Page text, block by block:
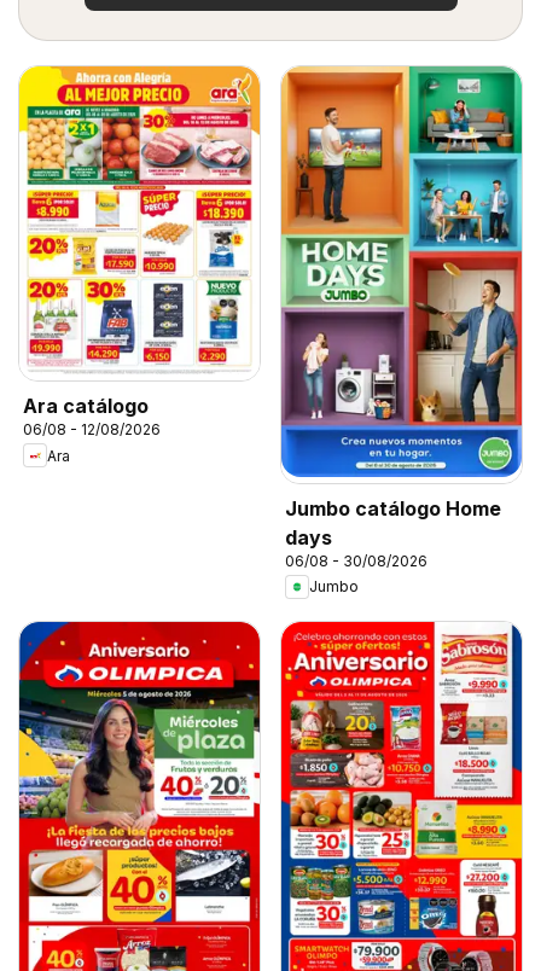
Ara catálogo
06/08 - 12/08/2026
Ara
Jumbo catálogo Home
days
06/08 - 30/08/2026
Jumbo